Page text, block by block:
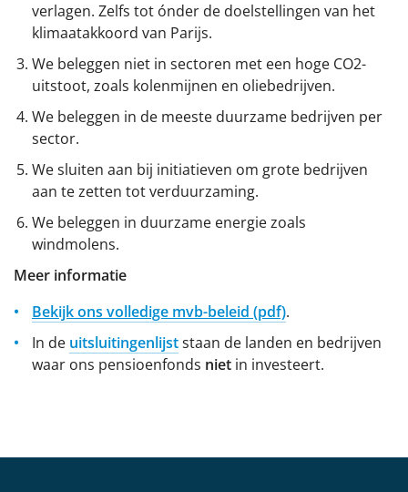
verlagen. Zelfs tot ónder de doelstellingen van het
klimaatakkoord van Parijs.
We beleggen niet in sectoren met een hoge CO2-
uitstoot, zoals kolenmijnen en oliebedrijven.
We beleggen in de meeste duurzame bedrijven per
sector.
We sluiten aan bij initiatieven om grote bedrijven
aan te zetten tot verduurzaming.
We beleggen in duurzame energie zoals
windmolens.
Meer informatie
Bekijk ons volledige mvb-beleid (pdf).
In de uitsluitingenlijststaan de landen en bedrijven
waar ons pensioenfonds niet in investeert.